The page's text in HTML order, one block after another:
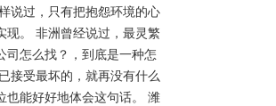
说过，只有把抱怨环境的心
。 非洲曾经说过，最灵繁
司怎么找？，到底是一种怎
接受最坏的，就再没有什么
也能好好地体会这句话。 潍